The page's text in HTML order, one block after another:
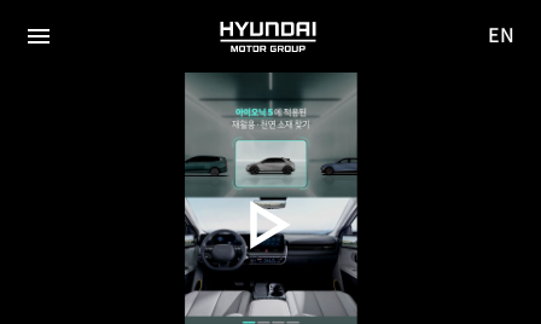
HYUNDAI
MOTOR
GROUP
EN